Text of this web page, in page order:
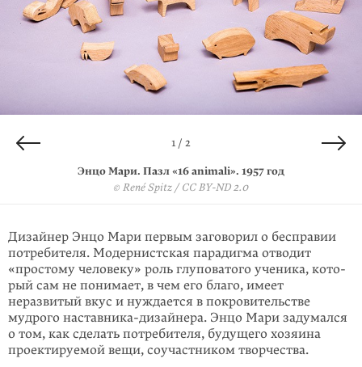
1 / 2
Энцо Мари. Пазл «16 animali». 1957 год
© René Spitz / CC BY-ND 2.0
2 / 2
Энцо Мари. Пазл «16 animali». 1957 год
© René Spitz / CC BY-ND 2.0
Дизайнер Энцо Мари первым заговорил о бесправии
потребителя. Модернист­ская парадигма отводит
«простому человеку» роль глуповатого ученика, кото­
рый сам не понимает, в чем его благо, имеет
неразвитый вкус и нуждается в пок­ро­вительстве
мудрого наставника-дизайнера. Энцо Мари задумался
о том, как сделать потребителя, будущего хозяина
проектируемой вещи, соучастни­ком творчества.